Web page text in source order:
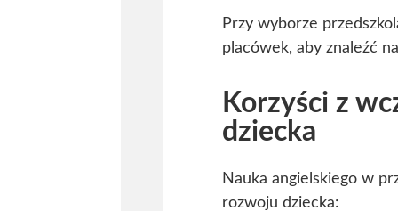
Przy wyborze
placówek, aby znaleźć
Korzyści z
dziecka
Nauka angielskiego w
rozwoju dziecka: